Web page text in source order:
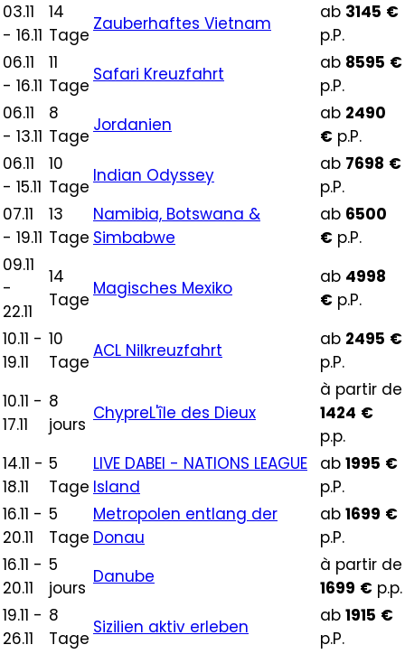
03.11
- 16.11
14
Tage
Zauberhaftes Vietnam
ab 3145 €
p.P.
06.11
- 16.11
11
Tage
Safari Kreuzfahrt
ab 8595 €
p.P.
06.11
- 13.11
8
Tage
Jordanien
ab 2490
€ p.P.
06.11
- 15.11
10
Tage
Indian Odyssey
ab 7698 €
p.P.
07.11
- 19.11
13
Tage
Namibia, Botswana &
Simbabwe
ab 6500
€ p.P.
09.11
-
22.11
14
Tage
Magisches Mexiko
ab 4998
€ p.P.
10.11 -
19.11
10
Tage
ACL Nilkreuzfahrt
ab 2495 €
p.P.
10.11 -
17.11
8
jours
ChypreL'île des Dieux
à partir de
1424 €
p.p.
14.11 -
18.11
5
Tage
LIVE DABEI - NATIONS LEAGUE
Island
ab 1995 €
p.P.
16.11 -
20.11
5
Tage
Metropolen entlang der
Donau
ab 1699 €
p.P.
16.11 -
20.11
5
jours
Danube
à partir de
1699 € p.p.
19.11 -
26.11
8
Tage
Sizilien aktiv erleben
ab 1915 €
p.P.